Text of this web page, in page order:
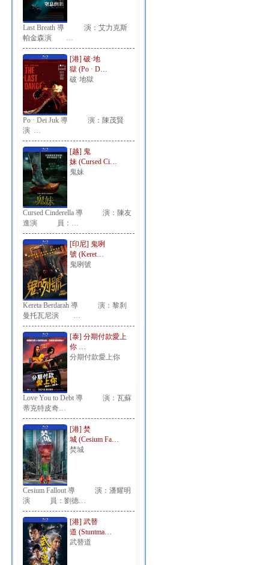
Last Breath 導 演：艾力克斯
帕金森演 …
[港] 破·地
獄 (Po · D…
破·地獄
Po · Dei Juk 導 演：陳茂賢
演 …
[越] 鬼
妹 (Cursed Ci…
鬼妹
Cursed Cinderella 導 演：陳友
進演 員：…
[印尼] 鬼咧
號 (Keret…
鬼咧號
Kereta Berdarah 導 演：黎刹
曼托瓦尼演 …
[泰] 分期付款愛上
你 …
分期付款愛上你
Love You to Debt 導 演：瓦蘇
蒂克特皮奇…
[港] 焚
城 (Cesium Fa…
焚城
Cesium Fallout 導 演：潘耀明
演 員：劉德…
[港] 武替
道 (Stuntma…
武替道